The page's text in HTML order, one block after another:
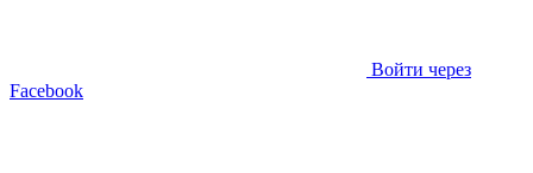
Войти через
Facebook